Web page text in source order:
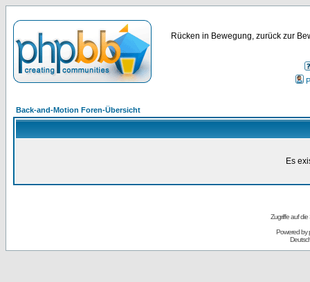
Rücken in Bewegung, zurück zur
Back-and-Motion Foren-Übersicht
Es
Zugriffe auf
Powered by